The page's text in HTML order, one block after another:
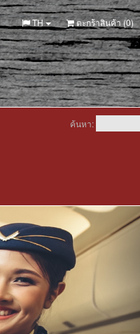
ตะกร้าสินค้า (0)
TH
ค้นหา: